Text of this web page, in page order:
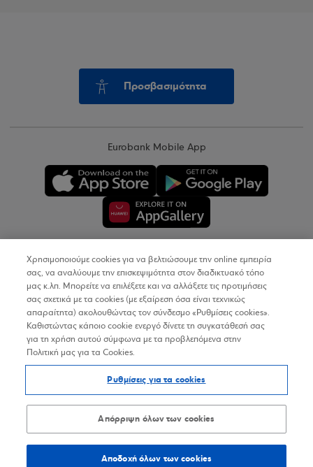
Προσβασιμότητα
Eurobank Mobile App
Copyright © 2026
Όροι Χρήσης
Προσωπικά Δεδομένα στον Διαδικτυακό Τόπο
Δήλωση Προσβασιμότητας
Sitemap
Χρησιμοποιούμε cookies για να βελτιώσουμε την online εμπειρία
σας, να αναλύουμε την επισκεψιμότητα στον διαδικτυακό τόπο
μας κ.λπ. Μπορείτε να επιλέξετε και να αλλάξετε τις προτιμήσεις
σας σχετικά με τα cookies (με εξαίρεση όσα είναι τεχνικώς
απαραίτητα) ακολουθώντας τον σύνδεσμο «Ρυθμίσεις cookies».
Καθιστώντας κάποιο cookie ενεργό δίνετε τη συγκατάθεσή σας
για τη χρήση αυτού σύμφωνα με τα προβλεπόμενα στην
Πολιτική μας για τα Cookies.
Ρυθμίσεις για τα cookies
Απόρριψη όλων των cookies
Αποδοχή όλων των cookies